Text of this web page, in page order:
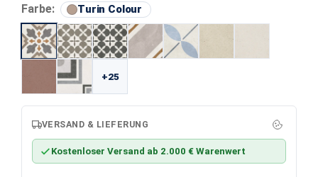
Farbe: Turin Colour auswählen
+25
VERSAND & LIEFERUNG
Kostenloser Versand ab 2.000 € Warenwert